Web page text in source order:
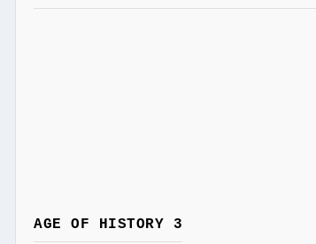
AGE OF HISTORY 3